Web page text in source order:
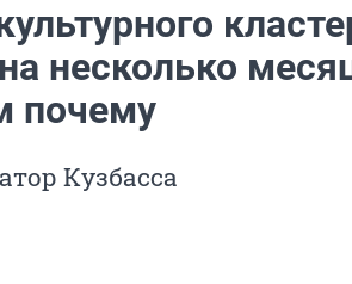
несколько
почему
Кузбасса